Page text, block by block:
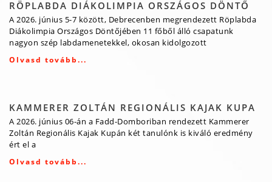
RÖPLABDA DIÁKOLIMPIA ORSZÁGOS DÖNTŐ
A 2026. június 5-7 között, Debrecenben megrendezett Röplabda
Diákolimpia Országos Döntőjében 11 főből álló csapatunk
nagyon szép labdamenetekkel, okosan kidolgozott
Olvasd tovább...
KAMMERER ZOLTÁN REGIONÁLIS KAJAK KUPA
A 2026. június 06-án a Fadd-Domboriban rendezett Kammerer
Zoltán Regionális Kajak Kupán két tanulónk is kiváló eredmény
ért el a
Olvasd tovább...